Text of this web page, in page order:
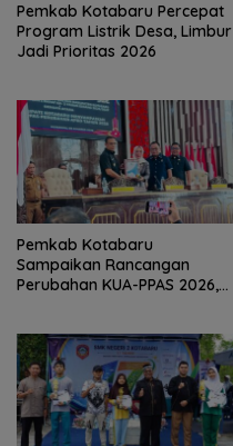
Pemkab Kotabaru Percepat
Program Listrik Desa, Limbur
Jadi Prioritas 2026
Pemkab Kotabaru
Sampaikan Rancangan
Perubahan KUA-PPAS 2026,